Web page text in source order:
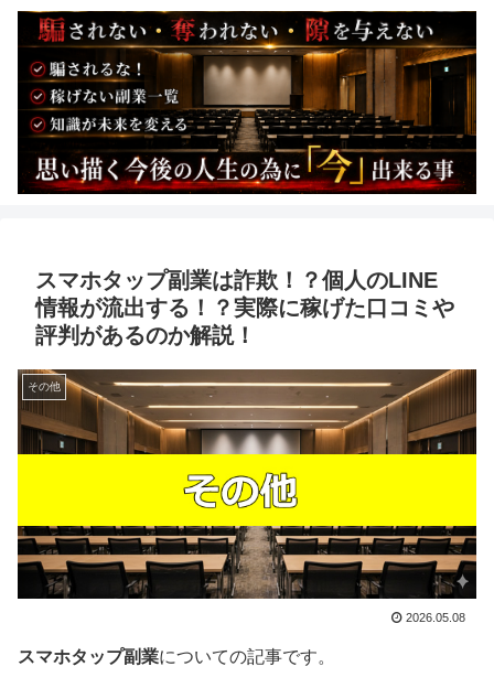
スマホタップ副業は詐欺！？個人のLINE
情報が流出する！？実際に稼げた口コミや
評判があるのか解説！
その他
2026.05.08
スマホタップ副業についての記事です。